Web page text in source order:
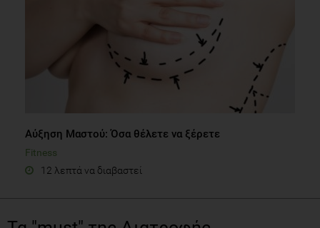
Αύξηση Μαστού: Όσα θέλετε να ξέρετε
Fitness
12 λεπτά να διαβαστεί